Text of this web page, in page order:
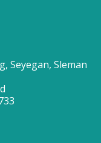
Seyegan, Sleman